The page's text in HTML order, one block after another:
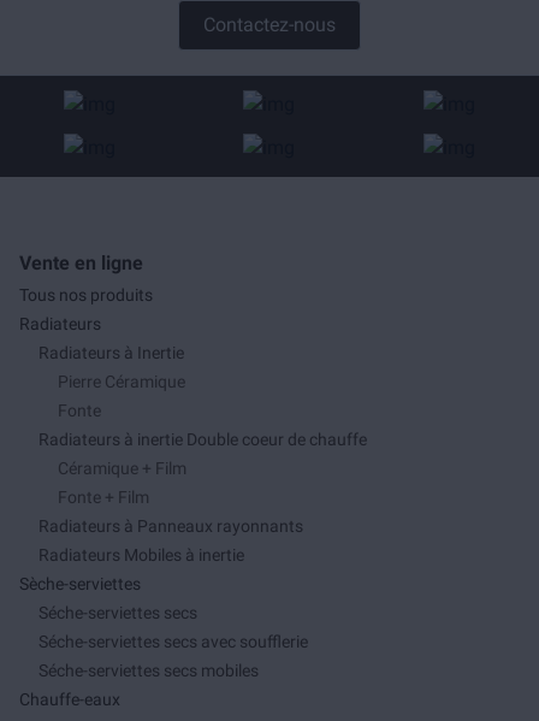
Contactez-nous
Vente en ligne
Tous nos produits
Radiateurs
Radiateurs à Inertie
Pierre Céramique
Fonte
Radiateurs à inertie Double coeur de chauffe
Céramique + Film
Fonte + Film
Radiateurs à Panneaux rayonnants
Radiateurs Mobiles à inertie
Sèche-serviettes
Séche-serviettes secs
Séche-serviettes secs avec soufflerie
Séche-serviettes secs mobiles
Chauffe-eaux